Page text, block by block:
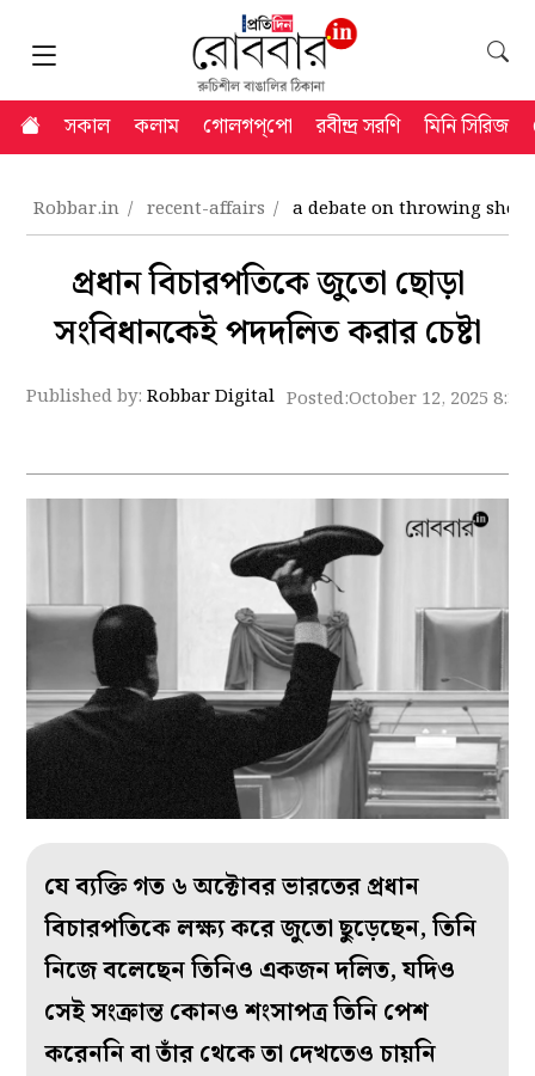
সকাল কলাম গোলগপ্‌পো রবীন্দ্র সরণি মিনি সিরিজ
Robbar.in recent-affairs a debate on throwing
প্রধান বিচারপতিকে জুতো ছোড়া
সংবিধানকেই পদদলিত করার চেষ্টা
Published by:Robbar Digital Posted:October 12, 2025
যে ব্যক্তি গত ৬ অক্টোবর ভারতের প্রধান
বিচারপতিকে লক্ষ্য করে জুতো ছুড়েছেন, তিনি
নিজে বলেছেন তিনিও একজন দলিত, যদিও
সেই সংক্রান্ত কোনও শংসাপত্র তিনি পেশ
করেননি বা তাঁর থেকে তা দেখতেও চায়নি